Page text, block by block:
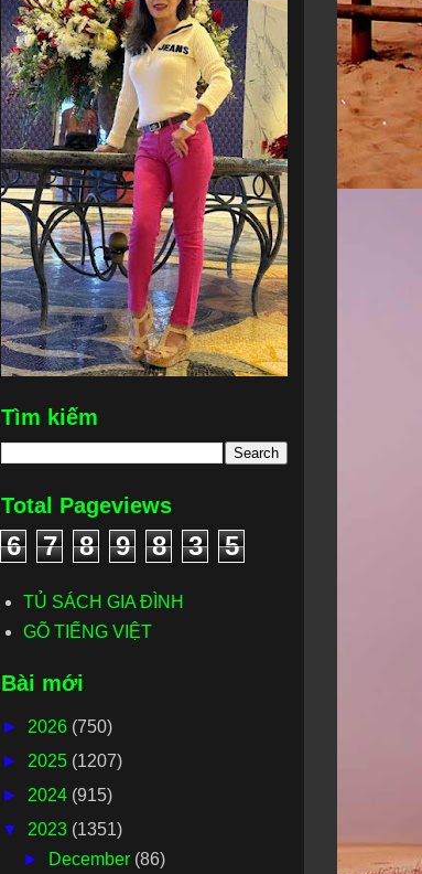
Tìm kiếm
Total Pageviews
6 7 8 9 8 3 5
TỦ SÁCH GIA ĐÌNH
GÕ TIẾNG VIỆT
Bài mới
► 2026 (750)
► 2025 (1207)
► 2024 (915)
▼ 2023 (1351)
►
December (86)